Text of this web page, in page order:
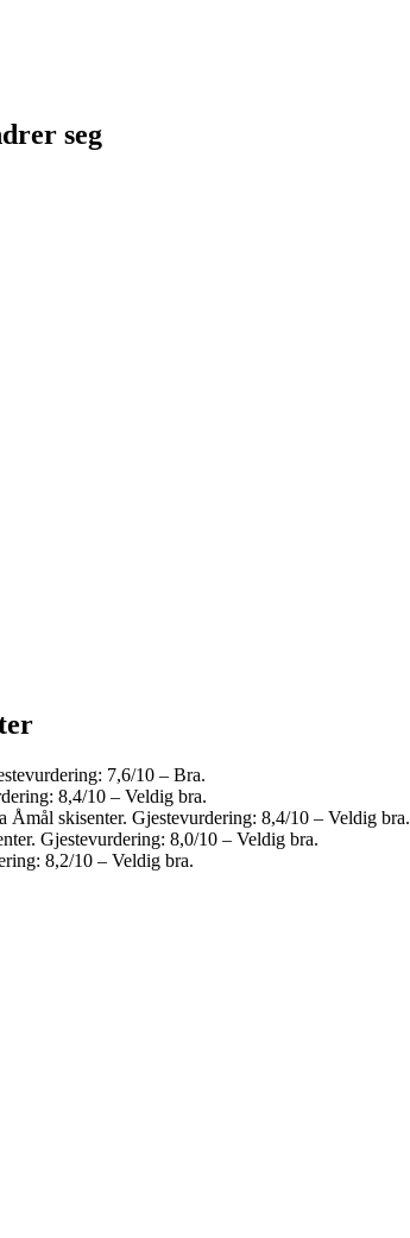
seg
7,6/10 – Bra.
8,4/10 – Veldig bra.
skisenter. Gjestevurdering: 8,4/10 – Veldig bra.
Gjestevurdering: 8,0/10 – Veldig bra.
8,2/10 – Veldig bra.